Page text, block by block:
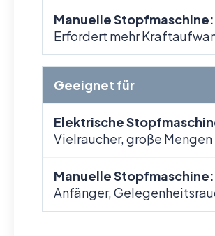
Manuelle Stopfmaschine:
Erfordert mehr
Geeignet für
Elektrische
Vielraucher, große Mengen
Manuelle Stopfmaschine:
Anfänger,